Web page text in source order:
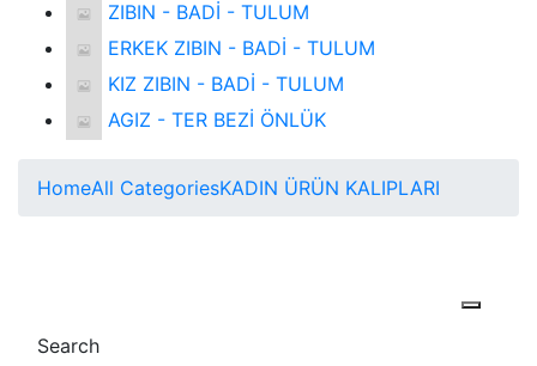
ZIBIN - BADİ - TULUM
ERKEK ZIBIN - BADİ - TULUM
KIZ ZIBIN - BADİ - TULUM
AGIZ - TER BEZİ ÖNLÜK
HomeAll CategoriesKADIN ÜRÜN KALIPLARI
Search